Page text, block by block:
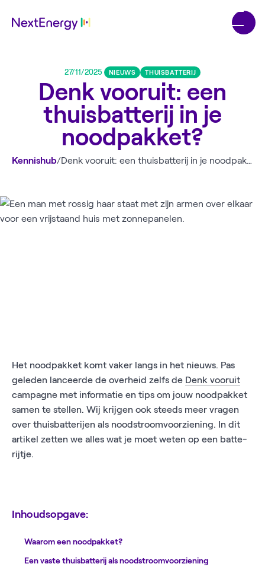
27/11/2025 NIEUWS THUISBATTERIJ
Denk vooruit: een
thuisbatterij in je
noodpakket?
Kennishub/ Denk vooruit: een thuisbatterij in je noodpakket?
Het noodpakket komt vaker langs in het nieuws. Pas
geleden lanceerde de overheid zelfs de Denk vooruit
campagne met informatie en tips om jouw noodpakket
samen te stellen. Wij krijgen ook steeds meer vragen
over thuisbatterijen als noodstroomvoorziening. In dit
artikel zetten we alles wat je moet weten op een batte-
rijtje.
Inhoudsopgave:
Waarom een noodpakket?
Een vaste thuisbatterij als noodstroomvoorziening